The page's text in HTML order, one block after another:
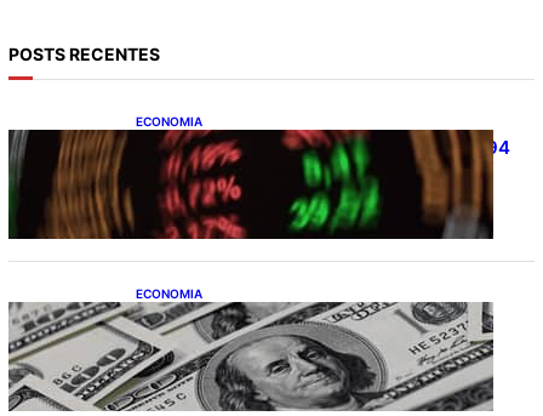
POSTS RECENTES
ECONOMIA
Ibovespa fecha último pregão aos 172.494
pontos
ECONOMIA
Dólar fecha o último pregão cotado a R$
5,08